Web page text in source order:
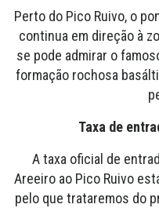
Perto do Pico Ruivo, o
continua em direção à
se pode admirar o
formação rochosa
Taxa de
A taxa oficial de
Areeiro ao Pico Ruivo
pelo que trataremos do